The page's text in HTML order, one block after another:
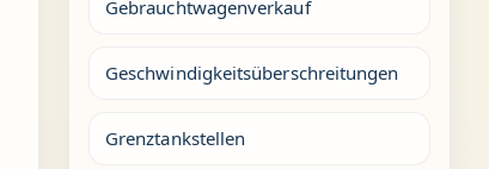
Gebrauchtwagenverkauf
Geschwindigkeitsüberschreitungen
Grenztankstellen